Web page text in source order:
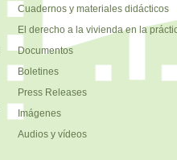
Cuadernos y materiales didácticos
El derecho a la vivienda en la
Documentos
Boletines
Press Releases
Imágenes
Audios y vídeos